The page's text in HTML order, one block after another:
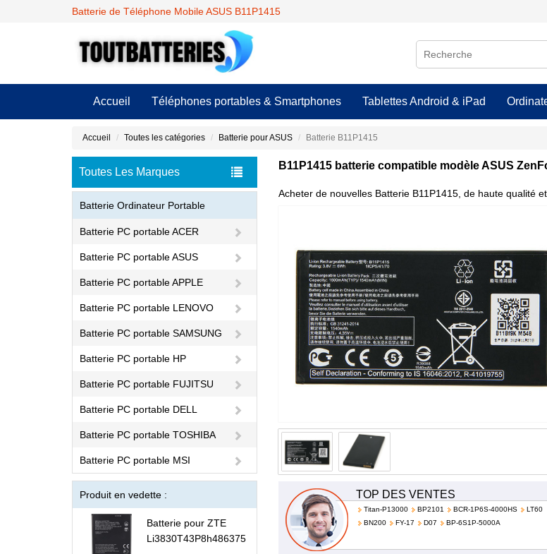
Batterie de Téléphone Mobile ASUS B11P1415
Accueil Téléphones portables & Smartphones Tablettes Android & iPad
Accueil Toutes les catégories Batterie pour ASUS Batterie B11P1415
Toutes Les Marques
Batterie Ordinateur Portable
Batterie PC portable ACER
Batterie PC portable ASUS
Batterie PC portable APPLE
Batterie PC portable LENOVO
Batterie PC portable SAMSUNG
Batterie PC portable HP
Batterie PC portable FUJITSU
Batterie PC portable DELL
Batterie PC portable TOSHIBA
Batterie PC portable MSI
Produit en vedette :
Batterie pour ZTE
Li3830T43P8h486375
B11P1415 batterie compatible modèle ASUS
Acheter de nouvelles Batterie B11P1415, de haute qualité
TOP DES VENTES
Titan-P13000 BP2101 BCR-1P6S-4000HS
LT60
BN200
FY-17 D07 BP-6S1P-5000A